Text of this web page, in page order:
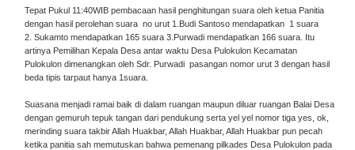
Tepat Pukul 11:40WIB pembacaan hasil penghitungan suara oleh ketua Panitia
dengan hasil perolehan suara no urut 1.Budi Santoso mendapatkan 1 suara
2. Sukamto mendapatkan 165 suara 3.Purwadi mendapatkan 166 suara. Itu
artinya Pemilihan Kepala Desa antar waktu Desa Pulokulon Kecamatan
Pulokulon dimenangkan oleh Sdr. Purwadi pasangan nomor urut 3 dengan hasil
beda tipis tarpaut hanya 1suara.
Suasana menjadi ramai baik di dalam ruangan maupun diluar ruangan Balai Desa
dengan gemuruh tepuk tangan dari pendukung serta yel yel nomor tiga yes, ok,
merinding suara takbir Allah Huakbar, Allah Huakbar, Allah Huakbar pun pecah
ketika panitia sah memutuskan bahwa pemenang pilkades Desa Pulokulon pada